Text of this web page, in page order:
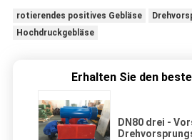
rotierendes positives Gebläse
Hochdruckgebläse
Erhalten Sie den
DN80 drei -